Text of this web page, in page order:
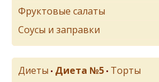
Фруктовые салаты
Соусы и заправки
Диеты • Диета №5 • Торты